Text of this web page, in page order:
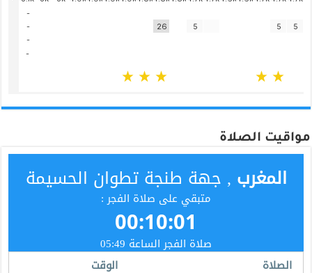
مواقيت الصلاة